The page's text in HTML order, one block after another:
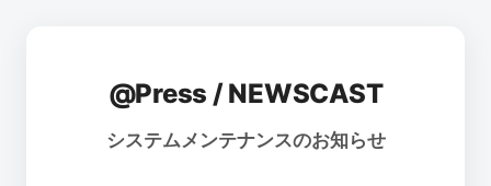
@Press / NEWSCAST
システムメンテナンスのお知らせ